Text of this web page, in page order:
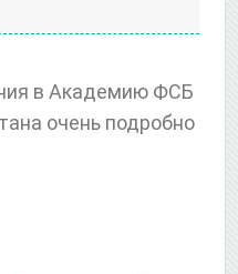
в Академию ФСБ
очень подробно